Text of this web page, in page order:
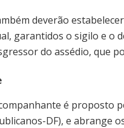
deverão
garantidos o sigilo e o
do assédio, que
é proposto
DF), e abrange